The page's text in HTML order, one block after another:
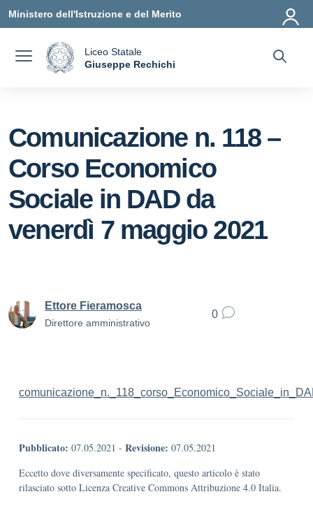
Ministero dell'Istruzione e del Merito
Liceo Statale
Giuseppe Rechichi
Comunicazione n. 118 –
Corso Economico
Sociale in DAD da
venerdì 7 maggio 2021
Ettore Fieramosca
Direttore amministrativo
0
Pubblicato: 07.05.2021 - Revisione: 07.05.2021
Eccetto dove diversamente specificato, questo articolo è stato
rilasciato sotto Licenza Creative Commons Attribuzione 4.0 Italia.